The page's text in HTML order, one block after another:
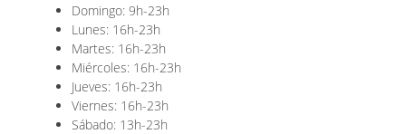
Domingo: 9h-23h
Lunes: 16h-23h
Martes: 16h-23h
Miércoles: 16h-23h
Jueves: 16h-23h
Viernes: 16h-23h
Sábado: 13h-23h